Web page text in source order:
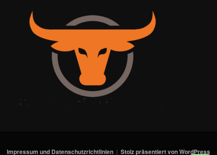
Impressum und Datenschutzrichtlinien Stolz präsentiert von WordPress